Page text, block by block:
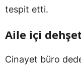
tespit etti.
Aile içi
Cinayet büro